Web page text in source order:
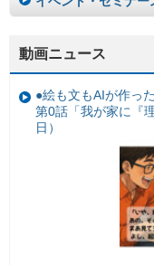
動画ニュース
●絵も文もAIが作っ
第0話「我が家に『
日）